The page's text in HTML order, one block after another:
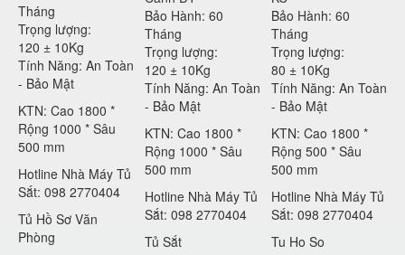
Tháng
Trọng lượng:
120 ± 10Kg
Tính Năng: An Toàn
- Bảo Mật
KTN: Cao 1800 *
Rộng 1000 * Sâu
500 mm
Hotline Nhà Máy Tủ
Sắt: 098 2770404
Tủ Hồ Sơ Văn
Phòng
Bảo Hành: 60
Tháng
Trọng lượng:
120 ± 10Kg
Tính Năng: An Toàn
- Bảo Mật
KTN: Cao 1800 *
Rộng 1000 * Sâu
500 mm
Hotline Nhà Máy Tủ
Sắt: 098 2770404
Tủ Sắt
Bảo Hành: 60
Tháng
Trọng lượng:
80 ± 10Kg
Tính Năng: An Toàn
- Bảo Mật
KTN: Cao 1800 *
Rộng 500 * Sâu
500 mm
Hotline Nhà Máy Tủ
Sắt: 098 2770404
Tu Ho So